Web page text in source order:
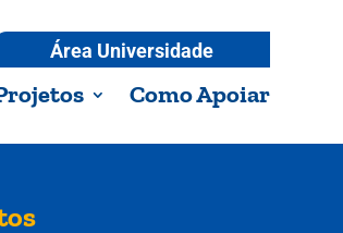
Área Universidade
Como Apoiar